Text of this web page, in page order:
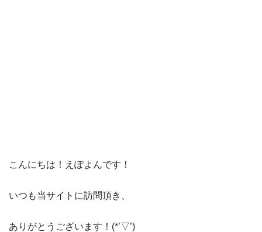
こんにちは！えぽよんです！
​いつも当サイト​に訪問頂き、​
ありがとうございます！(*’▽’)​​